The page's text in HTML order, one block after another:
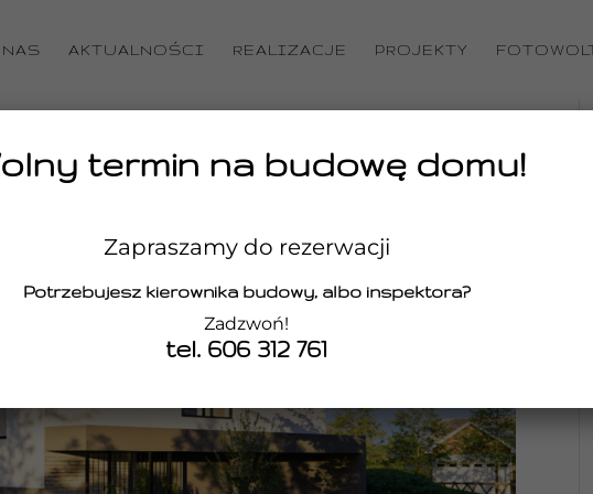
AKTUALNOŚCI REALIZACJE PROJEKTY
termin na budowę domu!
Zapraszamy do rezerwacji
Potrzebujesz kierownika budowy, albo inspektora?
Zadzwoń!
tel. 606 312 761